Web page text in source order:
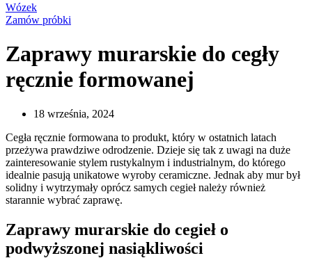
Wózek
Zamów próbki
Zaprawy murarskie do cegły
ręcznie formowanej
18 września, 2024
Cegła ręcznie formowana to produkt, który w ostatnich latach
przeżywa prawdziwe odrodzenie. Dzieje się tak z uwagi na duże
zainteresowanie stylem rustykalnym i industrialnym, do którego
idealnie pasują unikatowe wyroby ceramiczne. Jednak aby mur był
solidny i wytrzymały oprócz samych cegieł należy również
starannie wybrać zaprawę.
Zaprawy murarskie do cegieł o
podwyższonej nasiąkliwości